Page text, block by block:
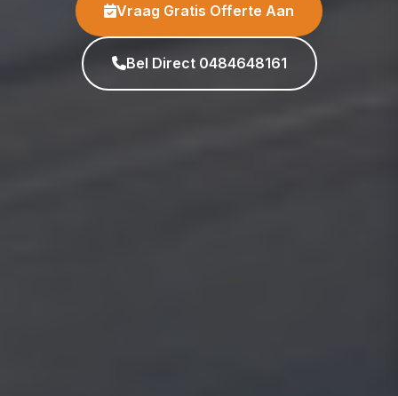
Vraag Gratis Offerte Aan
Bel Direct 0484648161